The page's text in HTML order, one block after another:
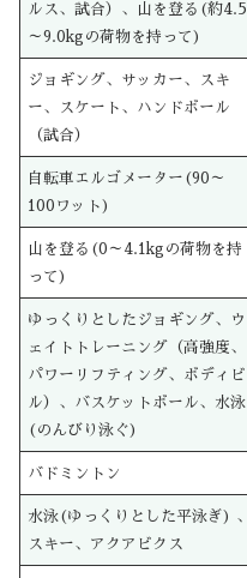
ルス、試合）、山を登る(約4.5
～9.0kgの荷物を持って)
ジョギング、サッカー、スキ
ー、スケート、ハンドボール
（試合）
自転車エルゴメーター(90～
100ワット)
山を登る(0～4.1kgの荷物を持
って)
ゆっくりとしたジョギング、ウ
ェイトトレーニング（高強度、
パワーリフティング、ボディビ
ル）、バスケットボール、水泳
(のんびり泳ぐ)
バドミントン
水泳(ゆっくりとした平泳ぎ) 、
スキー、アクアビクス